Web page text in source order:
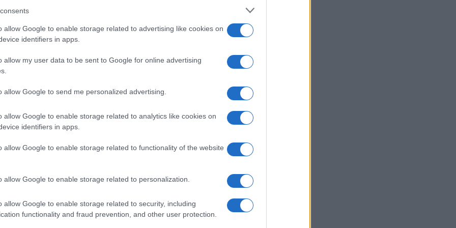
allow Google to enable storage related to advertising like cookies on
identifiers in apps.
allow my user data to be sent to Google for online advertising
allow Google to send me personalized advertising.
allow Google to enable storage related to analytics like cookies on
identifiers in apps.
allow Google to enable storage related to functionality of the website
allow Google to enable storage related to personalization.
allow Google to enable storage related to security, including
functionality and fraud prevention, and other user protection.
un borsello, contenente denaro e effetti personali,
denunciato a piede libero 3 cittadini stranieri, due
stazione Termini in violazione al foglio di via obbligatorio
nei loro confronti.
e con precedenti, per l’inosservanza del “
dei Carabinieri, e precedentemente notificati a loro
per molestie e disturbo alle persone, poiché sorprese
viaggiatori con richieste di elemosina o
i distributori automatici di biglietti.